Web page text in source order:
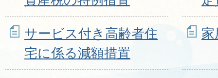
サービス付き高齢者住
宅に係る減額措置
家